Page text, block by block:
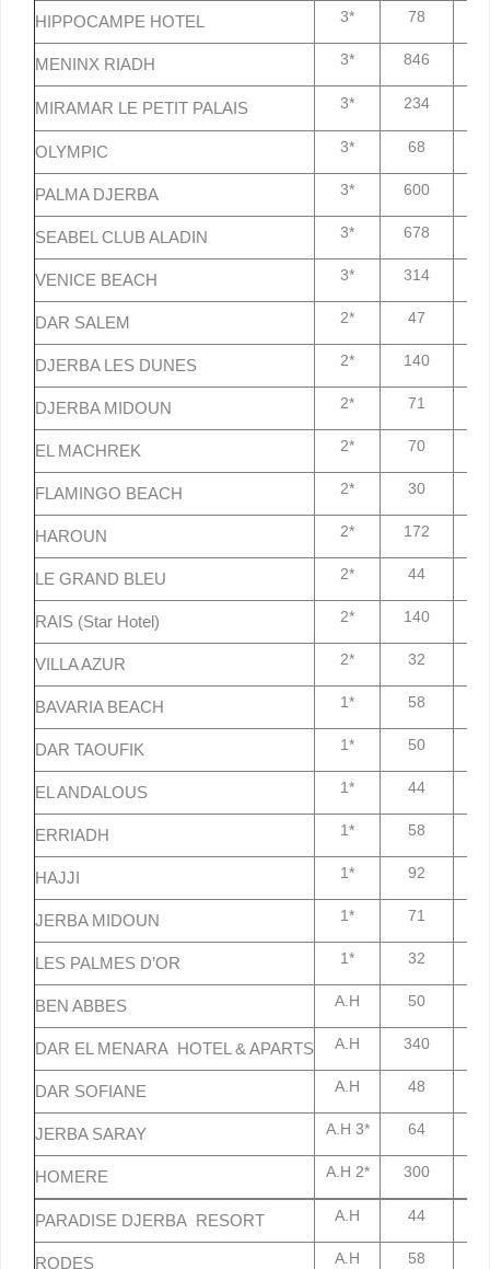
HIPPOCAMPE HOTEL 3* 78
MENINX RIADH 3* 846
MIRAMAR LE PETIT PALAIS 3* 234
OLYMPIC 3* 68
PALMA DJERBA 3* 600
SEABEL CLUB ALADIN 3* 678
VENICE BEACH 3* 314
DAR SALEM 2* 47
DJERBA LES DUNES 2* 140
DJERBA MIDOUN 2* 71
EL MACHREK 2* 70
FLAMINGO BEACH 2* 30
HAROUN 2* 172
LE GRAND BLEU 2* 44
RAIS (Star Hotel) 2* 140
VILLA AZUR 2* 32
BAVARIA BEACH 1* 58
DAR TAOUFIK 1* 50
EL ANDALOUS 1* 44
ERRIADH 1* 58
HAJJI 1* 92
JERBA MIDOUN 1* 71
LES PALMES D’OR 1* 32
BEN ABBES A.H 50
DAR EL MENARA HOTEL & APARTS A.H 340
DAR SOFIANE A.H 48
JERBA SARAY A.H 3* 64
HOMERE A.H 2* 300
PARADISE DJERBA RESORT A.H 44
RODES A.H 58